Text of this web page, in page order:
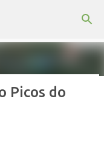
principal
férias
Picos do